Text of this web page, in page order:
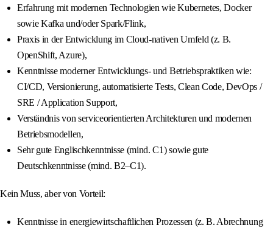
Erfahrung mit modernen Technologien wie Kubernetes, Docker
sowie Kafka und/oder Spark/Flink,
Praxis in der Entwicklung im Cloud-nativen Umfeld (z. B.
OpenShift, Azure),
Kenntnisse moderner Entwicklungs- und Betriebspraktiken wie:
CI/CD, Versionierung, automatisierte Tests, Clean Code, DevOps /
SRE / Application Support,
Verständnis von serviceorientierten Architekturen und modernen
Betriebsmodellen,
Sehr gute Englischkenntnisse (mind. C1) sowie gute
Deutschkenntnisse (mind. B2–C1).
Kein Muss, aber von Vorteil:
Kenntnisse in energiewirtschaftlichen Prozessen (z. B. Abrechnung